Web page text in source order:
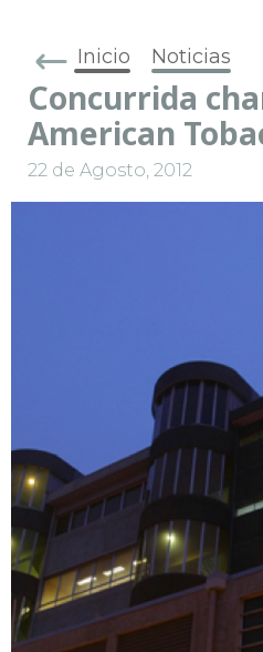
Inicio Noticias
Concurrida
American
22 de Agosto, 2012